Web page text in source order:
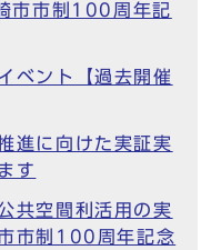
市市制100周年記
ベント【過去開催
進に向けた実証実
す
共空間利活用の実
市制100周年記念